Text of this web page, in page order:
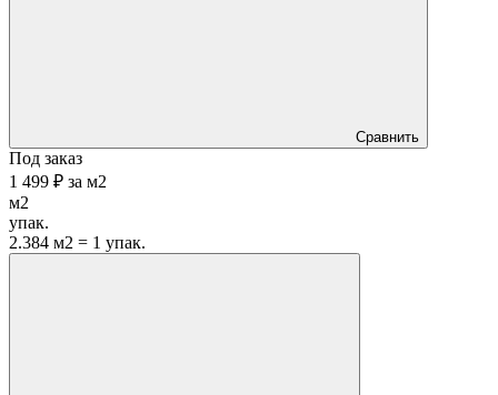
Сравнить
Под заказ
1 499 ₽ за м2
м2
упак.
2.384 м2 = 1 упак.